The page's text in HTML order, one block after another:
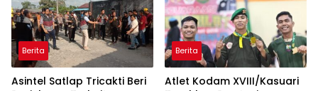
Situasi
Berita
Asintel Satlap Tricakti Beri
Berita
Atlet Kodam XVIII/Kasuari